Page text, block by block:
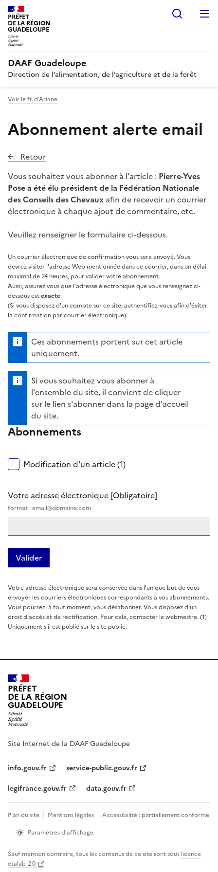
PRÉFET
DE LA RÉGION
GUADELOUPE
DAAF Guadeloupe
Direction de l’alimentation, de l’agriculture et de la forêt
Voir le fil d'Ariane
Abonnement alerte email
Retour
Vous souhaitez vous abonner à l'article : Pierre-Yves
Pose a été élu président de la Fédération Nationale
des Conseils des Chevaux afin de recevoir un courrier
électronique à chaque ajout de commentaire, etc.
Veuillez renseigner le formulaire ci-dessous.
Un courrier électronique de confirmation vous sera envoyé. Vous
devrez visiter l'adresse Web mentionnée dans ce courrier, dans un délai
maximal de 24 heures, pour valider votre abonnement.
Aussi, assurez vous que l'adresse électronique que vous renseignez ci-
dessous estexacte.
(Si vous disposez d'un compte sur ce site, authentifiez-vous afin d'éviter
la confirmation par courrier électronique).
Ces abonnements portent sur cet article
uniquement.
Si vous souhaitez vous abonner à
l'ensemble du site, il convient de cliquer
sur le lien s'abonner dans la page d'accueil
du site.
Abonnements
Modification d'un article (1)
Votre adresse électronique [Obligatoire]
format : email@domaine.com
Votre adresse électronique sera conservée dans l'unique but de vous
envoyer les courriers électroniques correspondants à vos abonnements.
Vous pourrez, à tout moment, vous désabonner. Vous disposez d'un
droit d'accès et de rectification. Pour cela, contacter le webmestre. (1)
Uniquement s'il est publié sur le site public.
PRÉFET
DE LA RÉGION
GUADELOUPE
Site Internet de la DAAF Guadeloupe
info.gouv.fr
service-public.gouv.fr
legifrance.gouv.fr
data.gouv.fr
Plan du site Mentions légales
Accessibilité : partiellement conforme
Paramètres d'affichage
Sauf mention contraire, tous les contenus de ce site sont sous licence
etalab-2.0